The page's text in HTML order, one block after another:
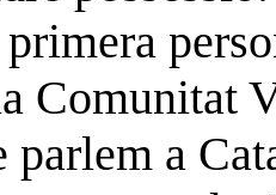
Comunitat
parlem a